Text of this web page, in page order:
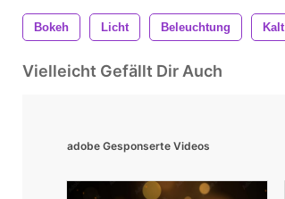
Bokeh Licht Beleuchtung Kalt
Vielleicht Gefällt Dir Auch
adobe Gesponserte Videos